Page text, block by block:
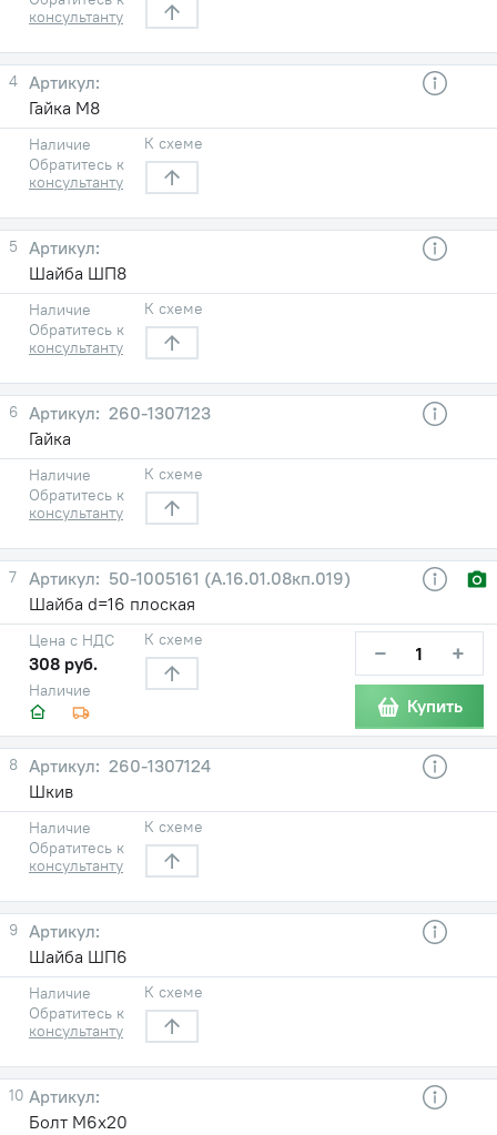
консультанту
4
Гайка М8
Наличие
Обратитесь к
консультанту
К схеме
5
Шайба ШП8
Наличие
Обратитесь к
консультанту
К схеме
6
260-1307123
Гайка
Наличие
Обратитесь к
консультанту
К схеме
7
50-1005161 (А.16.01.08кп.019)
Шайба d=16 плоская
Наличие
Цена с НДС
308 руб.
К схеме − +
Купить
8
260-1307124
Шкив
Наличие
Обратитесь к
консультанту
К схеме
9
Шайба ШП6
Наличие
Обратитесь к
консультанту
К схеме
10
Болт М6х20